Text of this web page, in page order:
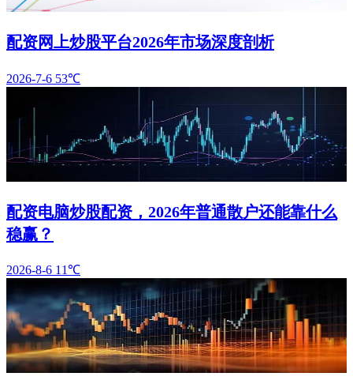
配资网上炒股平台2026年市场深度剖析
2026-7-6 53℃
配资电脑炒股配资，2026年普通散户还能靠什么
稳赢？
2026-8-6 11℃